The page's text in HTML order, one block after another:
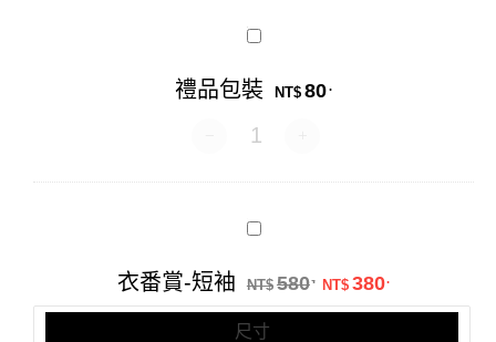
禮
裝
禮品包裝 NT$ 80.
禮品包裝 數量
衣
短
袖
衣番賞-短袖 NT$ 580. 原始價格：
NT$ 380.目前價格
尺寸